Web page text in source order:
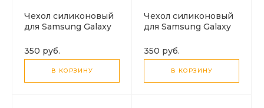
Чехол силиконовый
для Samsung Galaxy
камеры, X-CASE,
черный
350 руб.
В КОРЗИНУ
Чехол силиконовый
для Samsung Galaxy
камеры, X-CASE,
черный
350 руб.
В КОРЗИНУ